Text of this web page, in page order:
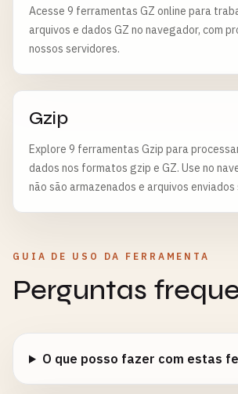
Acesse 9 ferramentas GZ online para
arquivos e dados GZ no navegador, com
nossos servidores.
Gzip
Explore 9 ferramentas Gzip para
dados nos formatos gzip e GZ. Use no
não são armazenados e arquivos
GUIA DE USO DA FERRAMENTA
Perguntas
O que posso fazer com estas